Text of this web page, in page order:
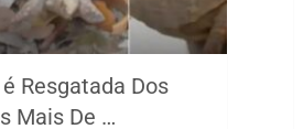
Resgatada Dos
Mais De …